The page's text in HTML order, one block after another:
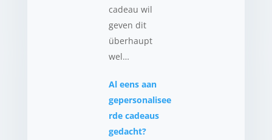
cadeau wil
geven dit
überhaupt
wel…
Al eens aan
gepersonalisee
rde cadeaus
gedacht?